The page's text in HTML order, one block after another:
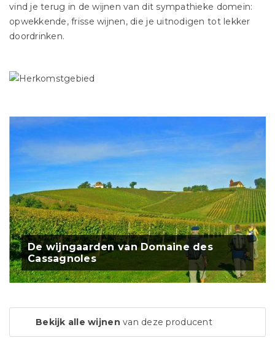
vind je terug in de wijnen van dit sympathieke domein:
opwekkende, frisse wijnen, die je uitnodigen tot lekker
doordrinken.
De wijngaarden van Domaine des
Cassagnoles
Bekijk alle wijnen van deze producent